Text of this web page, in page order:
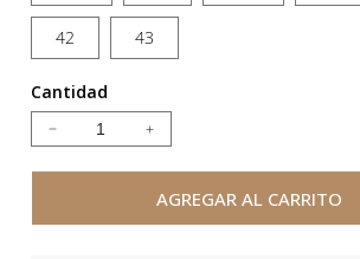
42 43
Cantidad
Reducir
Aumentar
para
CELIA
AGREGAR AL CARRITO